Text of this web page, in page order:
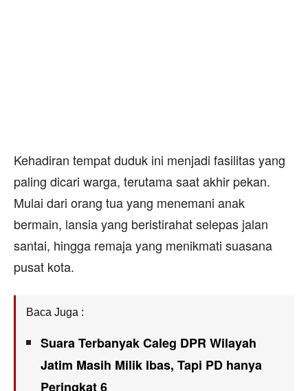
Kehadiran tempat duduk ini menjadi fasilitas yang
paling dicari warga, terutama saat akhir pekan.
Mulai dari orang tua yang menemani anak
bermain, lansia yang beristirahat selepas jalan
santai, hingga remaja yang menikmati suasana
pusat kota.
Baca Juga :
Suara Terbanyak Caleg DPR Wilayah
Jatim Masih Milik Ibas, Tapi PD hanya
Peringkat 6